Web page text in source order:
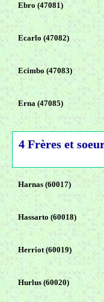
Ebro (47081)
Ecarlo (47082)
Ecimbo (47083)
Erna (47085)
4 Frères et
Harnas (60017)
Hassarto (60018)
Herriot (60019)
Hurlus (60020)